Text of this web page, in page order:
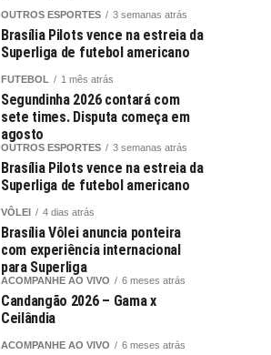
OUTROS ESPORTES 3 semanas atrás
Brasília Pilots vence na estreia da
Superliga de futebol americano
FUTEBOL 1 mês atrás
Segundinha 2026 contará com
sete times. Disputa começa em
agosto
OUTROS ESPORTES 3 semanas atrás
Brasília Pilots vence na estreia da
Superliga de futebol americano
VÔLEI 4 dias atrás
Brasília Vôlei anuncia ponteira
com experiência internacional
para Superliga
ACOMPANHE AO VIVO 6 meses atrás
Candangão 2026 – Gama x
Ceilândia
ACOMPANHE AO VIVO 6 meses atrás